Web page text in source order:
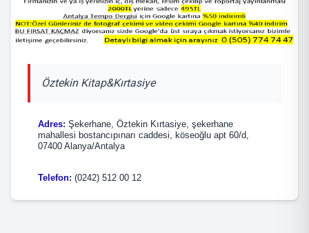
Öztekin Kitap&Kırtasiye
Adres: Şekerhane, Öztekin Kırtasiye, şekerhane
mahallesi bostancıpınarı caddesi, köseoğlu apt 60/d,
07400 Alanya/Antalya
Telefon: (0242) 512 00 12